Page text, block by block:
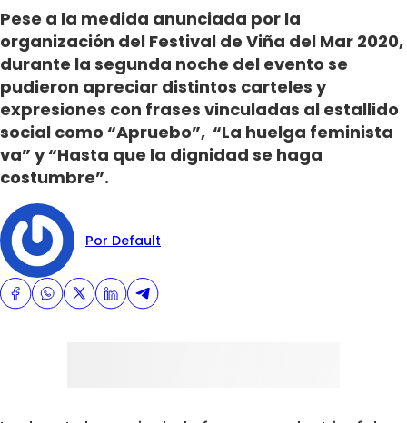
Pese a la medida anunciada por la
organización del Festival de Viña del Mar 2020,
durante la segunda noche del evento se
pudieron apreciar distintos carteles y
expresiones con frases vinculadas al estallido
social como “Apruebo”, “La huelga feminista
va” y “Hasta que la dignidad se haga
costumbre”.
Por Default